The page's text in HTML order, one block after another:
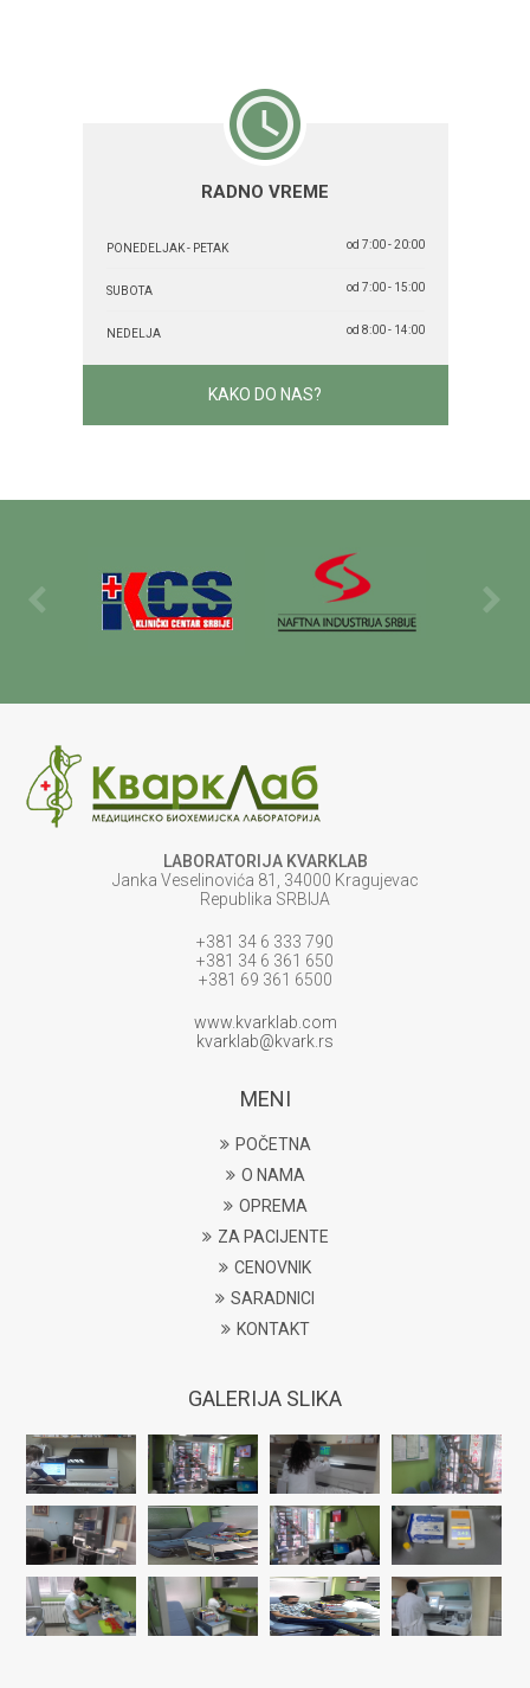
RADNO VREME
PONEDELJAK - PETAK od 7:00 - 20:00
SUBOTA od 7:00 - 15:00
NEDELJA od 8:00 - 14:00
KAKO DO NAS?
LABORATORIJA KVARKLAB
Janka Veselinovića 81, 34000 Kragujevac
Republika SRBIJA
+381 34 6 333 790
+381 34 6 361 650
+381 69 361 6500
www.kvarklab.com
kvarklab@kvark.rs
MENI
POČETNA
O NAMA
OPREMA
ZA PACIJENTE
CENOVNIK
SARADNICI
KONTAKT
GALERIJA SLIKA